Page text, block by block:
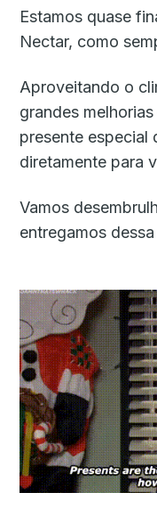
Estamos quase
Nectar, como
Aproveitando o
grandes
presente especial
diretamente para
Vamos
entregamos